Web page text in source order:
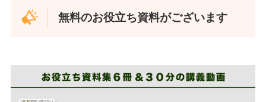
無料のお役立ち資料がございます